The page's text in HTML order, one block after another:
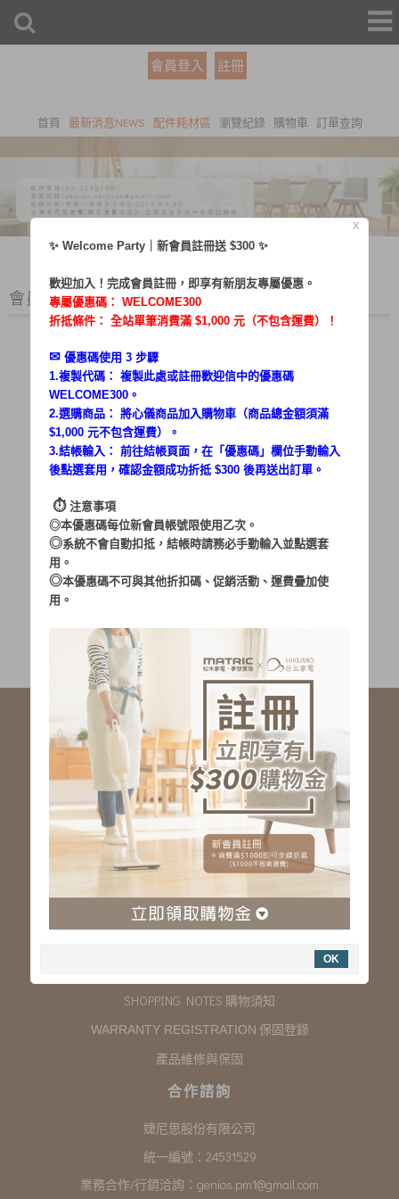
會員登入 註冊
首頁 最新消息NEWS 配件耗材區 瀏覽紀錄 購物車 訂單查詢
會員登入
帳號：
密碼：
社群服務連結
線上客服 LINE 歡迎加入 <LINE ID: @matric.jp>
線上客服 Facebook 歡迎加入
服務專線：03-323-2180
客服信箱 :genios.service@gmail.com
服務時間：星期一至星期五 上午9:00~下午6:00
例假日休假
購物說明
SHOPPING NOTES 購物須知
WARRANTY REGISTRATION 保固登錄
產品維修與保固
合作諮詢
婕尼思股份有限公司
統一編號：24531529
業務合作/行銷洽詢： genios.pm1@gmail.com
X
✨ Welcome Party｜新會員註冊送 $300 ✨
歡迎加入！完成會員註冊，即享有新朋友專屬優惠。
專屬優惠碼： WELCOME300
折抵條件： 全站單筆消費滿 $1,000 元（不包含運費）！
✉︎ 優惠碼使用 3 步驟
1.複製代碼： 複製此處或註冊歡迎信中的優惠碼
WELCOME300。
2.選購商品： 將心儀商品加入購物車（商品總金額須滿
$1,000 元不包含運費）。
3.結帳輸入： 前往結帳頁面，在「優惠碼 」欄位手動輸入
後點選套用，確認金額成功折抵 $300 後再送出訂單。
⏱︎ 注意事項
◎本優惠碼每位新會員帳號限使用乙次。
◎系統不會自動扣抵，結帳時請務必手動輸入並點選套
用。
◎本優惠碼不可與其他折扣碼、促銷活動、運費疊加使
用。
OK